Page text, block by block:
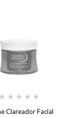
★ ★ ★ ★ ★
Clareador Facial